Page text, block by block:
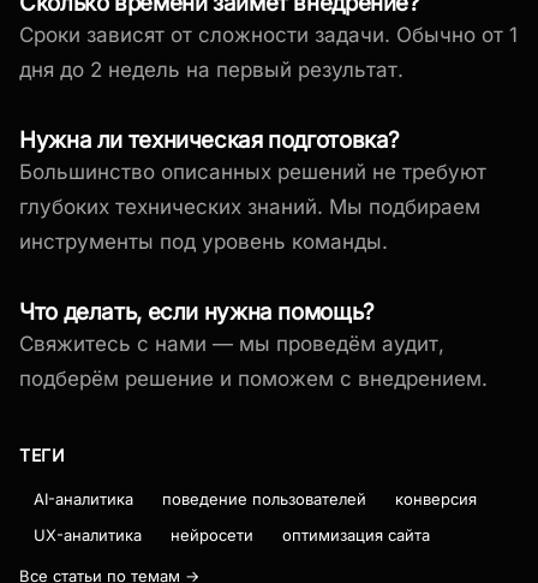
Сроки зависят от сложности задачи. Обычно от 1
дня до 2 недель на первый результат.
Нужна ли техническая подготовка?
Большинство описанных решений не требуют
глубоких технических знаний. Мы подбираем
инструменты под уровень команды.
Что делать, если нужна помощь?
Свяжитесь с нами — мы проведём аудит,
подберём решение и поможем с внедрением.
ТЕГИ
AI-аналитика поведение пользователей
конверсия
UX-аналитика
нейросети оптимизация сайта
Все статьи по темам →